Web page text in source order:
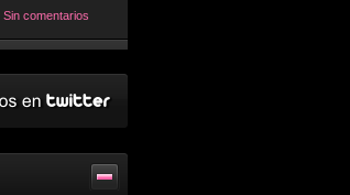
Sin comentarios